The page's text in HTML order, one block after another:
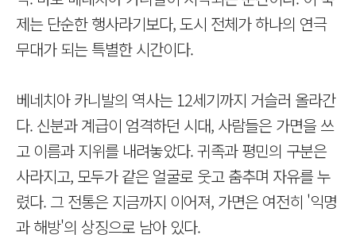
제는 단순한 행사라기보다, 도시 전체가 하나의 연극
무대가 되는 특별한 시간이다.
베네치아 카니발의 역사는 12세기까지 거슬러 올라간
다. 신분과 계급이 엄격하던 시대, 사람들은 가면을 쓰
고 이름과 지위를 내려놓았다. 귀족과 평민의 구분은
사라지고, 모두가 같은 얼굴로 웃고 춤추며 자유를 누
렸다. 그 전통은 지금까지 이어져, 가면은 여전히 '익명
과 해방'의 상징으로 남아 있다.